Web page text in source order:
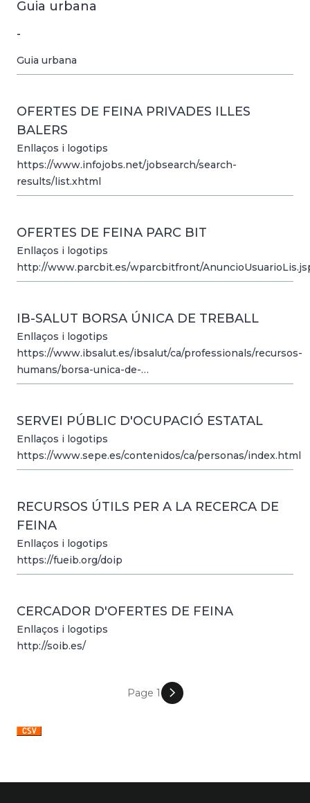
Guia urbana
-
Guia urbana
OFERTES DE FEINA PRIVADES ILLES
BALERS
Enllaços i logotips
https://www.infojobs.net/jobsearch/search-
results/list.xhtml
OFERTES DE FEINA PARC BIT
Enllaços i logotips
http://www.parcbit.es/wparcbitfront/
IB-SALUT BORSA ÚNICA DE TREBALL
Enllaços i logotips
https://www.ibsalut.es/ibsalut/ca/professionals/recursos-
humans/borsa-unica-de-…
SERVEI PÚBLIC D'OCUPACIÓ ESTATAL
Enllaços i logotips
https://www.sepe.es/contenidos/ca/personas/index.html
RECURSOS ÚTILS PER A LA RECERCA DE
FEINA
Enllaços i logotips
https://fueib.org/doip
CERCADOR D'OFERTES DE FEINA
Enllaços i logotips
http://soib.es/
Page 1